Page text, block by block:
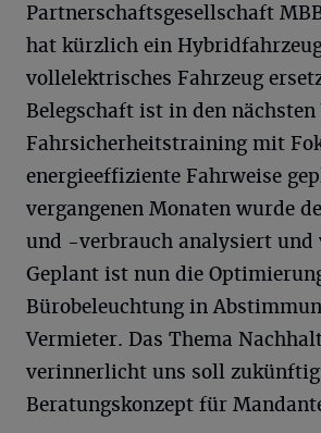
Partnerschaftsgesellschaft
hat kürzlich ein
vollelektrisches Fahrzeug
Belegschaft ist in den nächsten
Fahrsicherheitstraining mit
energieeffiziente Fahrweise
vergangenen Monaten wurde
und -verbrauch analysiert und
Geplant ist nun die
Bürobeleuchtung in
Vermieter. Das Thema
verinnerlicht uns soll zukünftig
Beratungskonzept für